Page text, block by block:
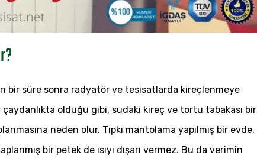
bir süre sonra radyatör ve tesisatlarda kireçlenmeye
olduğu gibi, sudaki kireç ve tortu tabakası bir
neden olur. Tıpkı mantolama yapılmış bir evde,
bir petek de ısıyı dışarı vermez. Bu da verimin